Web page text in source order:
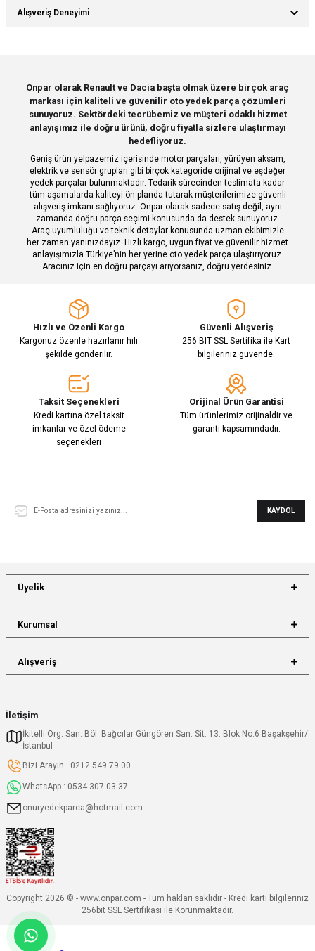
Bu ürünün fiyat bilgisi, resim, ürün açıklamalarında ve diğer konularda
yetersiz gördüğünüz noktaları öneri formunu kullanarak tarafımıza
Ürün resmi kalitesiz, bozuk veya görüntülenemiyor.
Ürün açıklamasında eksik bilgiler bulunuyor.
Ürün bilgilerinde hatalar bulunuyor.
Ürün fiyatı diğer sitelerden daha pahalı.
Bu ürüne benzer farklı alternatifler olmalı.
Gönder
Alışveriş Deneyimi
Deneyimini Paylaş
Onpar olarak Renault ve Dacia başta olmak üzere birçok araç
markası için kaliteli ve güvenilir oto yedek parça çözümleri
sunuyoruz. Sektördeki tecrübemiz ve müşteri odaklı hizmet
anlayışımız ile doğru ürünü, doğru fiyatla sizlere ulaştırmayı
hedefliyoruz.
Geniş ürün yelpazemiz içerisinde motor parçaları, yürüyen aksam,
elektrik ve sensör grupları gibi birçok kategoride orijinal ve eşdeğer
yedek parçalar bulunmaktadır. Tedarik sürecinden teslimata kadar
tüm aşamalarda kaliteyi ön planda tutarak müşterilerimize güvenli
alışveriş imkanı sağlıyoruz. Onpar olarak sadece satış değil, aynı
zamanda doğru parça seçimi konusunda da destek sunuyoruz.
Araç uyumluluğu ve teknik detaylar konusunda uzman ekibimizle
her zaman yanınızdayız. Hızlı kargo, uygun fiyat ve güvenilir hizmet
anlayışımızla Türkiye’nin her yerine oto yedek parça ulaştırıyoruz.
Aracınız için en doğru parçayı arıyorsanız, doğru yerdesiniz.
Hızlı ve Özenli Kargo
Kargonuz özenle hazırlanır hılı
şekilde gönderilir.
Güvenli Alışveriş
256 BIT SSL Sertifika ile Kart
bilgileriniz güvende.
Taksit Seçenekleri
Kredi kartına özel taksit
imkanlar ve özel ödeme
seçenekleri
Orijinal Ürün Garantisi
Tüm ürünlerimiz orijinaldir ve
garanti kapsamındadır.
KAYDOL
İletişim
İkitelli Org. San. Böl. Bağcılar Güngören San. Sit. 13. Blok No:6 Başakşehir/
İstanbul
Bizi Arayın : 0212 549 79 00
WhatsApp : 0534 307 03 37
onuryedekparca@hotmail.com
Üyelik
Kurumsal
Alışveriş
Copyright 2026 © - www.onpar.com - Tüm hakları saklıdır - Kredi kartı bilgileriniz
256bit SSL Sertifikası ile Korunmaktadır.